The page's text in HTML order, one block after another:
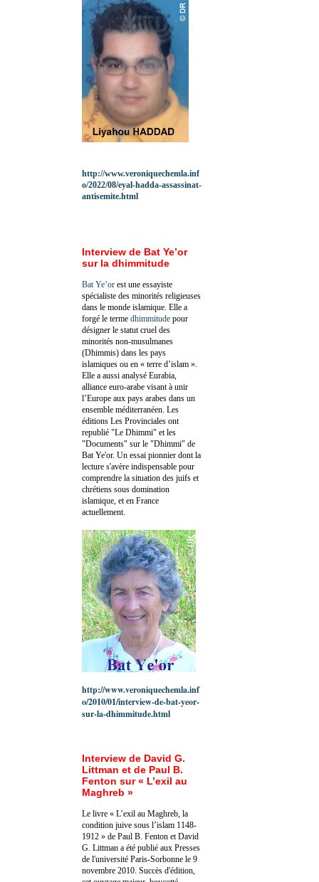
http://www.veroniquechemla.inf
o/2022/08/eyal-hadda-assassinat-
antisemite.html
Interview de Bat Ye’or
sur la dhimmitude
Bat Ye’or est une essayiste
spécialiste des minorités religieuses
dans le monde islamique. Elle a
forgé le terme dhimmitude pour
désigner le statut cruel des
minorités non-musulmanes
(Dhimmis) dans les pays
islamiques ou en « terre d’islam ».
Elle a aussi analysé Eurabia,
alliance euro-arabe visant à unir
l’Europe aux pays arabes dans un
ensemble méditerranéen. Les
éditions Les Provinciales ont
republié "Le Dhimmi" et les
"Documents" sur le "Dhimmi" de
Bat Ye'or. Un essai pionnier dont la
lecture s'avère indispensable pour
comprendre la situation des juifs et
chrétiens sous domination
islamique, et en France
actuellement.
http://www.veroniquechemla.inf
o/2010/01/interview-de-bat-yeor-
sur-la-dhimmitude.html
Interview de David G.
Littman et de Paul B.
Fenton sur « L’exil au
Maghreb »
Le livre « L’exil au Maghreb, la
condition juive sous l’islam 1148-
1912 » de Paul B. Fenton et David
G. Littman a été publié aux Presses
de l'université Paris-Sorbonne le 9
novembre 2010. Succès d'édition,